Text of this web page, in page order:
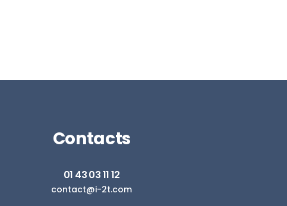
Contacts
01 43 03 11 12
contact@i-2t.com